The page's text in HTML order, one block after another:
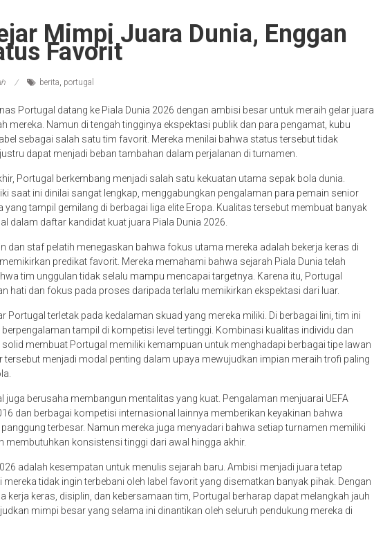
Mimpi Juara Dunia, Enggan
Favorit
berita, portugal
Portugal datang ke Piala Dunia 2026 dengan ambisi besar untuk meraih gelar juara
mereka. Namun di tengah tingginya ekspektasi publik dan para pengamat, kubu
sebagai salah satu tim favorit. Mereka menilai bahwa status tersebut tidak
dapat menjadi beban tambahan dalam perjalanan di turnamen.
Portugal berkembang menjadi salah satu kekuatan utama sepak bola dunia.
saat ini dinilai sangat lengkap, menggabungkan pengalaman para pemain senior
yang tampil gemilang di berbagai liga elite Eropa. Kualitas tersebut membuat banyak
dalam daftar kandidat kuat juara Piala Dunia 2026.
dan staf pelatih menegaskan bahwa fokus utama mereka adalah bekerja keras di
predikat favorit. Mereka memahami bahwa sejarah Piala Dunia telah
tim unggulan tidak selalu mampu mencapai targetnya. Karena itu, Portugal
hati dan fokus pada proses daripada terlalu memikirkan ekspektasi dari luar.
Portugal terletak pada kedalaman skuad yang mereka miliki. Di berbagai lini, tim ini
tampil di kompetisi level tertinggi. Kombinasi kualitas individu dan
membuat Portugal memiliki kemampuan untuk menghadapi berbagai tipe lawan
tersebut menjadi modal penting dalam upaya mewujudkan impian meraih trofi paling
juga berusaha membangun mentalitas yang kuat. Pengalaman menjuarai UEFA
dan berbagai kompetisi internasional lainnya memberikan keyakinan bahwa
terbesar. Namun mereka juga menyadari bahwa setiap turnamen memiliki
membutuhkan konsistensi tinggi dari awal hingga akhir.
adalah kesempatan untuk menulis sejarah baru. Ambisi menjadi juara tetap
tidak ingin terbebani oleh label favorit yang disematkan banyak pihak. Dengan
kerja keras, disiplin, dan kebersamaan tim, Portugal berharap dapat melangkah jauh
mimpi besar yang selama ini dinantikan oleh seluruh pendukung mereka di